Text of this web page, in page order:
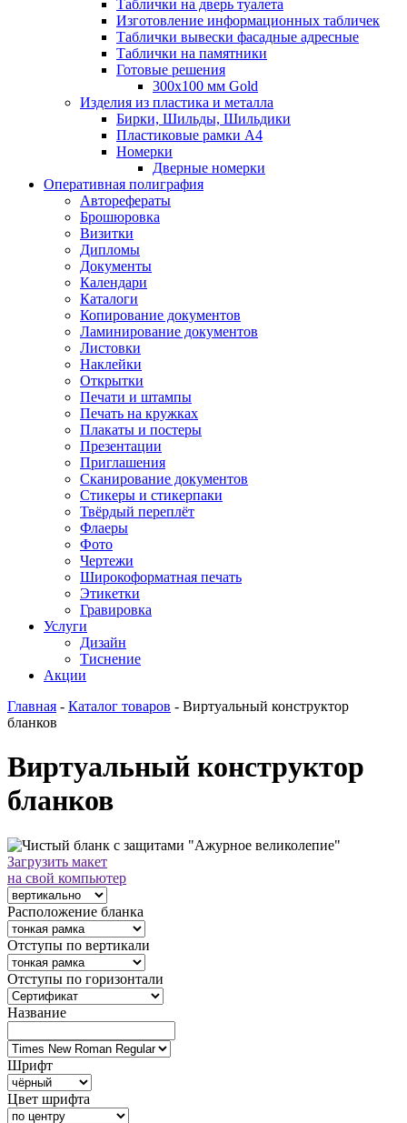
Таблички на дверь туалета
Изготовление информационных табличек
Таблички вывески фасадные адресные
Таблички на памятники
Готовые решения
300x100 мм Gold
Изделия из пластика и металла
Бирки, Шильды, Шильдики
Пластиковые рамки А4
Номерки
Дверные номерки
Оперативная полиграфия
Авторефераты
Брошюровка
Визитки
Дипломы
Документы
Календари
Каталоги
Копирование документов
Ламинирование документов
Листовки
Наклейки
Открытки
Печати и штампы
Печать на кружках
Плакаты и постеры
Презентации
Приглашения
Сканирование документов
Стикеры и стикерпаки
Твёрдый переплёт
Флаеры
Фото
Чертежи
Широкоформатная печать
Этикетки
Гравировка
Услуги
Дизайн
Тиснение
Акции
Главная - Каталог товаров - Виртуальный конструктор
бланков
Виртуальный конструктор
бланков
Загрузить макет
на свой компьютер
Расположение бланка
Отступы по вертикали
Отступы по горизонтали
Название
Шрифт
Цвет шрифта